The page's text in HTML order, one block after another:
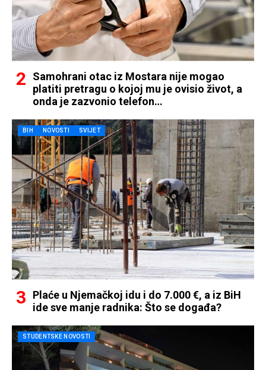
Samohrani otac iz Mostara nije mogao
platiti pretragu o kojoj mu je ovisio život, a
onda je zazvonio telefon…
BIH NOVOSTI SVIJET
Plaće u Njemačkoj idu i do 7.000 €, a iz BiH
ide sve manje radnika: Što se događa?
STUDENTSKE NOVOSTI